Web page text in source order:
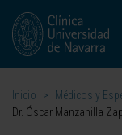
Inicio > Médicos y
Dr. Óscar Manzanilla